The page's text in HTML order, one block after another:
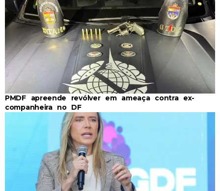
PMDF apreende revólver em ameaça contra ex-
companheira no DF